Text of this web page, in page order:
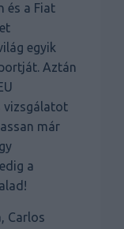
és a Fiat
egyik
Aztán
vizsgálatot
már
a
Carlos